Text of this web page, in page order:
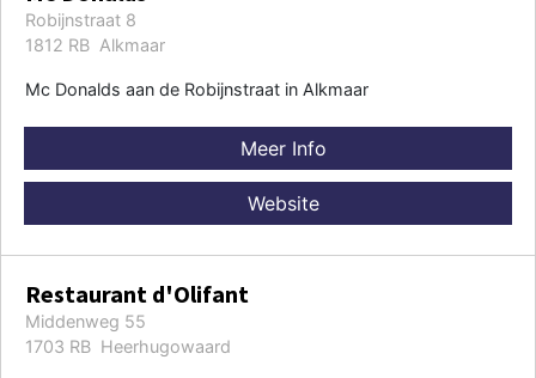
Robijnstraat 8
1812 RB Alkmaar
Mc Donalds aan de Robijnstraat in Alkmaar
Meer Info
Website
Restaurant d'Olifant
Middenweg 55
1703 RB Heerhugowaard